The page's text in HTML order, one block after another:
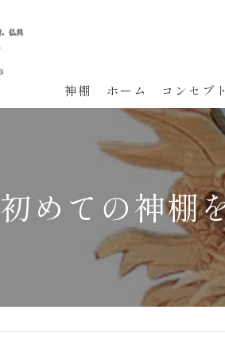
神棚 ホーム コンセプト
代表あい
初めての神棚